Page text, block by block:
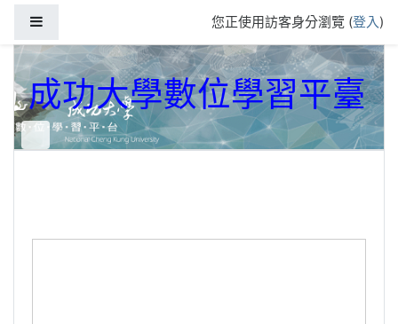
您正使用訪客身分瀏覽 (登入)
成功大學數位學習平臺